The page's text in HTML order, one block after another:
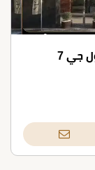
محل تجاري للبيع بمساحة 75 متر في مول جي 7